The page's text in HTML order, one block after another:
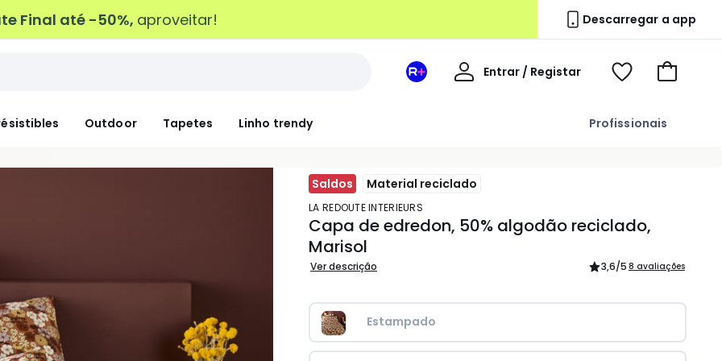
Final até -50%, aproveitar! Descarregar a app
Outdoor Tapetes Linho trendy Profissionais
Espaço
Entrar / Registar
Voir
Ir
carrinho
Saldos Material reciclado
LA REDOUTE INTERIEURS
Capa de edredon, 50% algodão reciclado,
Marisol
Ver descrição 3,6/5 8 avaliações
Estampado